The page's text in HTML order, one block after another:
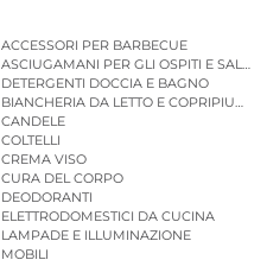
ACCESSORI PER BARBECUE
ASCIUGAMANI PER GLI OSPITI E
DETERGENTI DOCCIA E BAGNO
BIANCHERIA DA LETTO E COPRIPIUMINI
CANDELE
COLTELLI
CREMA VISO
CURA DEL CORPO
DEODORANTI
ELETTRODOMESTICI DA CUCINA
LAMPADE E ILLUMINAZIONE
MOBILI